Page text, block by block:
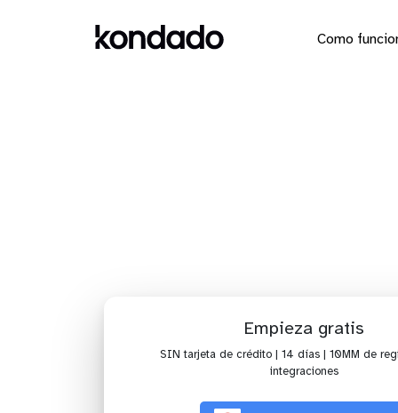
Como
Empieza gratis
SIN tarjeta de crédito | 14 días | 10MM de
integraciones